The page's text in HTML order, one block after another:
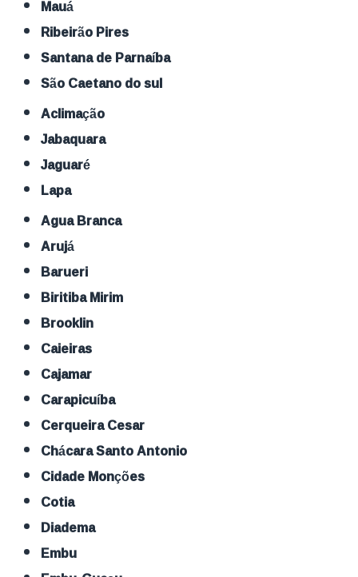
Mauá
Ribeirão Pires
Santana de Parnaíba
São Caetano do sul
Aclimação
Jabaquara
Jaguaré
Lapa
Agua Branca
Arujá
Barueri
Biritiba Mirim
Brooklin
Caieiras
Cajamar
Carapicuíba
Cerqueira Cesar
Chácara Santo Antonio
Cidade Monções
Cotia
Diadema
Embu